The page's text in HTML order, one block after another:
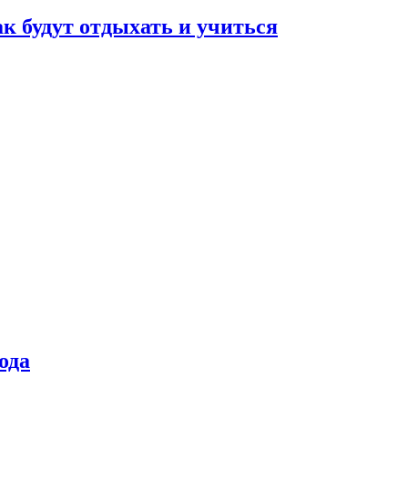
будут отдыхать и учиться